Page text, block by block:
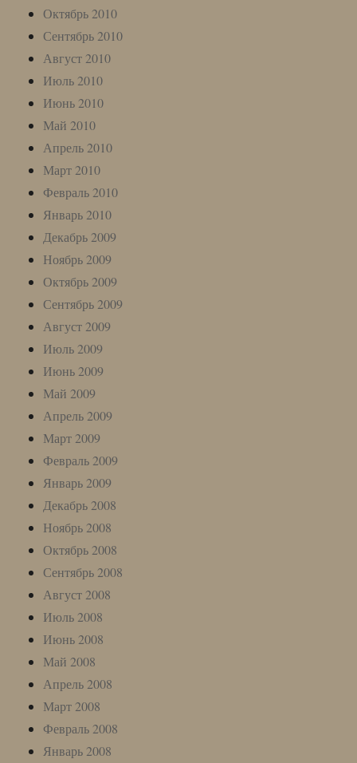
Октябрь 2010
Сентябрь 2010
Август 2010
Июль 2010
Июнь 2010
Май 2010
Апрель 2010
Март 2010
Февраль 2010
Январь 2010
Декабрь 2009
Ноябрь 2009
Октябрь 2009
Сентябрь 2009
Август 2009
Июль 2009
Июнь 2009
Май 2009
Апрель 2009
Март 2009
Февраль 2009
Январь 2009
Декабрь 2008
Ноябрь 2008
Октябрь 2008
Сентябрь 2008
Август 2008
Июль 2008
Июнь 2008
Май 2008
Апрель 2008
Март 2008
Февраль 2008
Январь 2008